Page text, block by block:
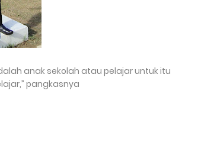
anak sekolah atau pelajar untuk itu
pangkasnya